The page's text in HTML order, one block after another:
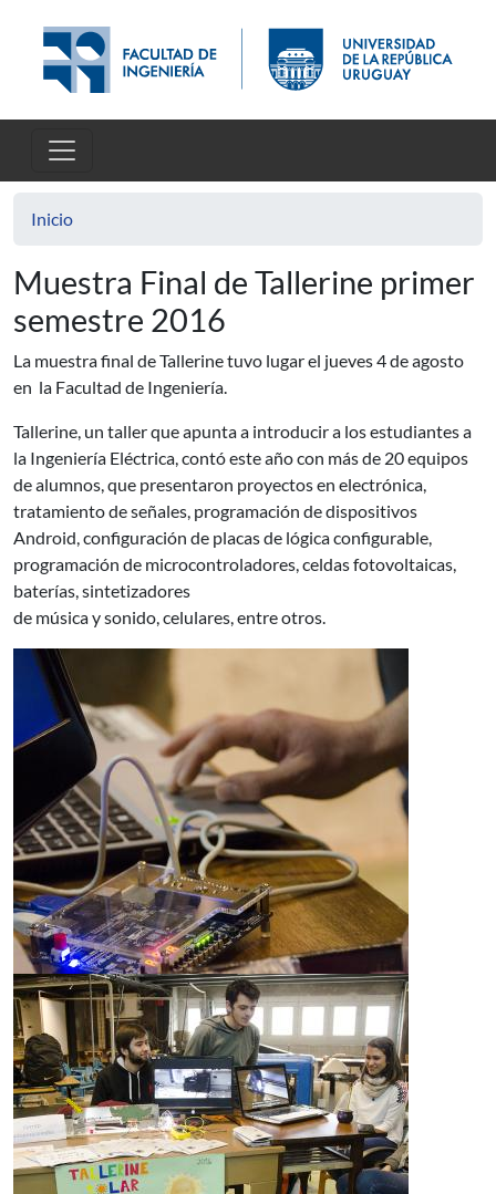
Inicio
Muestra Final de Tallerine primer
semestre 2016
La muestra final de Tallerine tuvo lugar el jueves 4 de agosto
en la Facultad de Ingeniería.
Tallerine, un taller que apunta a introducir a los estudiantes a
la Ingeniería Eléctrica, contó este año con más de 20 equipos
de alumnos, que presentaron proyectos en electrónica,
tratamiento de señales, programación de dispositivos
Android, configuración de placas de lógica configurable,
programación de microcontroladores, celdas fotovoltaicas,
baterías, sintetizadores
de música y sonido, celulares, entre otros.